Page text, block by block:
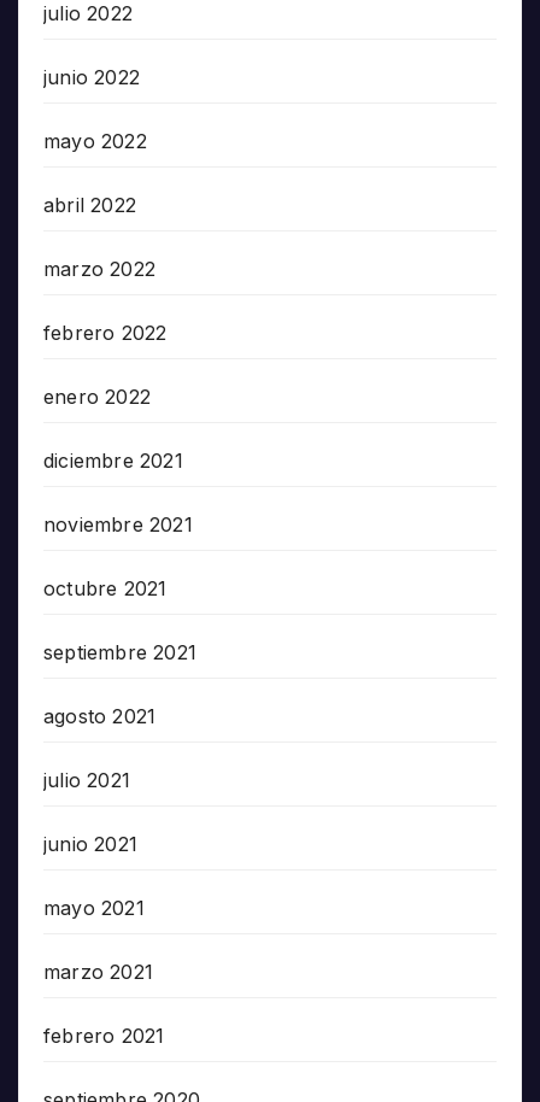
julio 2022
junio 2022
mayo 2022
abril 2022
marzo 2022
febrero 2022
enero 2022
diciembre 2021
noviembre 2021
octubre 2021
septiembre 2021
agosto 2021
julio 2021
junio 2021
mayo 2021
marzo 2021
febrero 2021